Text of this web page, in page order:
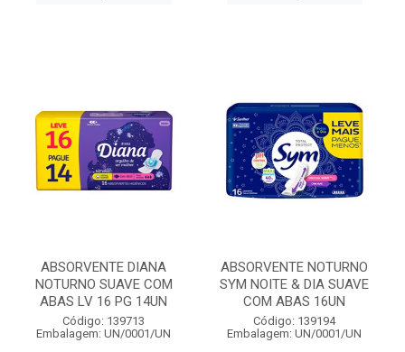
ABSORVENTE DIANA
NOTURNO SUAVE COM
ABAS LV 16 PG 14UN
Código: 139713
Embalagem: UN/0001/UN
ABSORVENTE NOTURNO
SYM NOITE & DIA SUAVE
COM ABAS 16UN
Código: 139194
Embalagem: UN/0001/UN